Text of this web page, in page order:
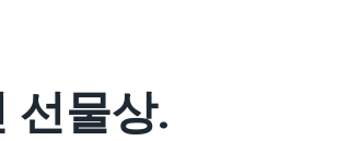
선물상.